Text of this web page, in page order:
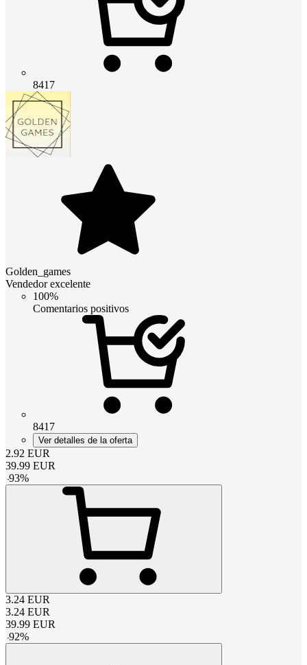
8417
Golden_games
Vendedor excelente
100%
Comentarios positivos
8417
Ver detalles de la oferta
2.92 EUR
39.99 EUR
-93%
3.24 EUR
3.24 EUR
39.99 EUR
-92%